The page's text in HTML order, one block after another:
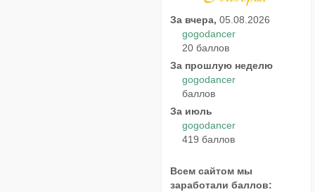
За вчера, 05.08.2026
gogodancer
20 баллов
За прошлую неделю
gogodancer
баллов
За июль
gogodancer
419 баллов
Всем сайтом мы
заработали баллов: